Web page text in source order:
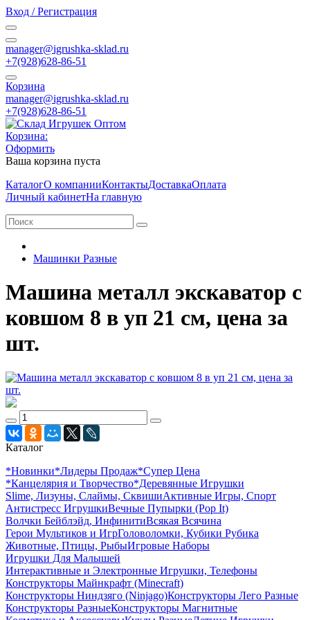
Вход / Регистрация
manager@igrushka-sklad.ru
+7(928)628-86-51
Корзина
manager@igrushka-sklad.ru
+7(928)628-86-51
Корзина:
Оформить
Ваша корзина пуста
КаталогО компанииКонтактыДоставкаОплата
Личный кабинетНа главную
Машинки Разные
Машина металл экскаватор с
ковшом 8 в уп 21 см, цена за
шт.
Каталог
*Новинки*Лидеры Продаж*Супер Цена
*Канцелярия и Творчество*Деревянные Игрушки
Slime, Лизуны, Слаймы, СквишиАктивные Игры, Спорт
Антистресс ИгрушкиВечные Пупырки (Pop It)
Волчки Бейблэйд, ИнфинитиВсякая Всячина
Герои Мультиков и ИгрГоловоломки, Кубики Рубика
Животные, Птицы, РыбыИгровые Наборы
Игрушки Для Малышей
Интерактивные и Электронные Игрушки, Телефоны
Конструкторы Майнкрафт (Minecraft)
Конструкторы Ниндзяго (Ninjago)Конструкторы Лего Разные
Конструкторы РазныеКонструкторы Магнитные